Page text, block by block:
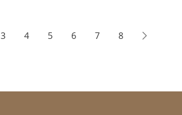
3 4 5 6 7 8